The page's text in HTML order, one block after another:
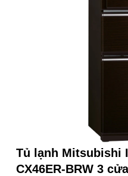
Tủ lạnh Mitsubishi
CX46ER-BRW 3